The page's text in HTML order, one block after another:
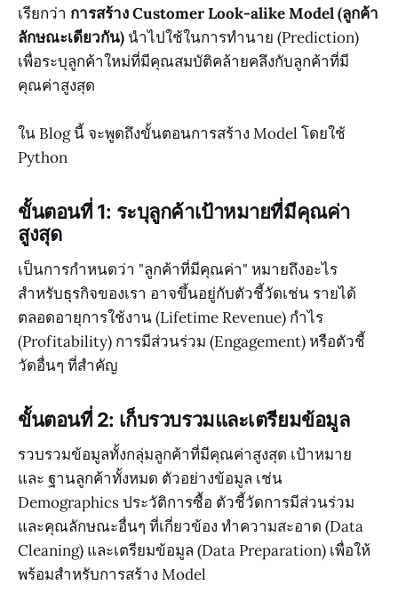
เรียกว่า การสร้าง Customer Look-alike Model (ลูกค้า
ลักษณะเดียวกัน) นำไปใช้ในการทำนาย (Prediction)
เพื่อระบุลูกค้าใหม่ที่มีคุณสมบัติคล้ายคลึงกับลูกค้าที่มี
คุณค่าสูงสุด
ใน Blog นี้ จะพูดถึงขั้นตอนการสร้าง Model โดยใช้
Python
ขั้นตอนที่ 1: ระบุลูกค้าเป้าหมายที่มีคุณค่า
สูงสุด
เป็นการกำหนดว่า "ลูกค้าที่มีคุณค่า" หมายถึงอะไร
สำหรับธุรกิจของเรา อาจขึ้นอยู่กับตัวชี้วัดเช่น รายได้
ตลอดอายุการใช้งาน (Lifetime Revenue) กำไร
(Profitability) การมีส่วนร่วม (Engagement) หรือตัวชี้
วัดอื่นๆ ที่สำคัญ
ขั้นตอนที่ 2: เก็บรวบรวมและเตรียมข้อมูล
รวบรวมข้อมูลทั้งกลุ่มลูกค้าที่มีคุณค่าสูงสุด เป้าหมาย
และ ฐานลูกค้าทั้งหมด ตัวอย่างข้อมูล เช่น
Demographics ประวัติการซื้อ ตัวชี้วัดการมีส่วนร่วม
และคุณลักษณะอื่นๆ ที่เกี่ยวข้อง ทำความสะอาด (Data
Cleaning) และเตรียมข้อมูล (Data Preparation) เพื่อให้
พร้อมสำหรับการสร้าง Model